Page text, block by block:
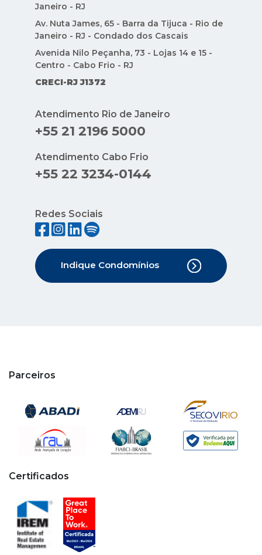
Janeiro - RJ
Av. Nuta James, 65 - Barra da Tijuca - Rio de
Janeiro - RJ - Condado dos Cascais
Avenida Nilo Peçanha, 73 - Lojas 14 e 15 -
Centro - Cabo Frio - RJ
CRECI-RJ J1372
Atendimento Rio de Janeiro
+55 21 2196 5000
Atendimento Cabo Frio
+55 22 3234-0144
Redes Sociais
Indique Condomínios
Parceiros
Certificados